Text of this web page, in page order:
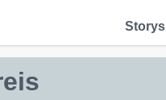
Storys